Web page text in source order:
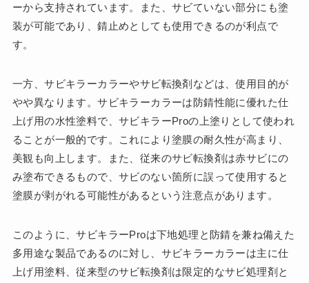
ーから支持されています。また、サビていない部分にも塗
装が可能であり、錆止めとしても使用できるのが利点で
す。
一方、サビキラーカラーやサビ転換剤などは、使用目的が
やや異なります。サビキラーカラーは防錆性能に優れた仕
上げ用の水性塗料で、サビキラーProの上塗りとして使われ
ることが一般的です。これにより塗膜の耐久性が高まり、
美観も向上します。また、従来のサビ転換剤は赤サビにの
み塗布できるもので、サビのない箇所に誤って使用すると
塗膜が剥がれる可能性があるという注意点があります。
このように、サビキラーProは下地処理と防錆を兼ね備えた
多用途な製品であるのに対し、サビキラーカラーは主に仕
上げ用塗料、従来型のサビ転換剤は限定的なサビ処理剤と